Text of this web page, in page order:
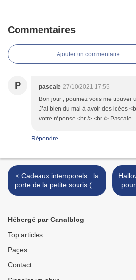
Commentaires
Ajouter un commentaire
P pascale 27/10/2021 17:55
Bon jour , pourriez vous me trouver
J’ai bien du mal à avoir des idées
votre réponse <br /> <br /> Pascale
Répondre
< Cadeaux intemporels : la
porte de la petite souris (ou
du lutin de Noël) décorée
Hébergé par Canalblog
Top articles
Pages
Contact